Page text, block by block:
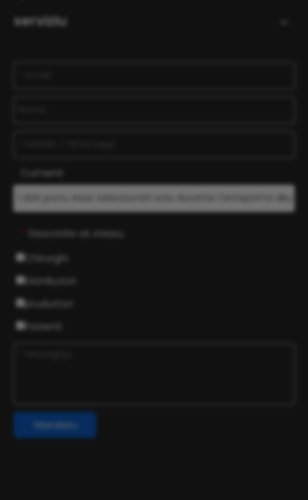
serviziu
Cumenti
Descrivite sè stessu
Chirurghi
Distributori
pruduttori
Pazienti
Mandatu